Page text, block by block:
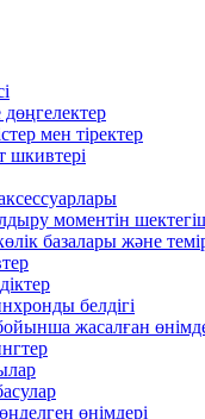
дөңгелектер
мен тіректер
шкивтері
моментін
базалары және
белдігі
жасалған
өнімдері